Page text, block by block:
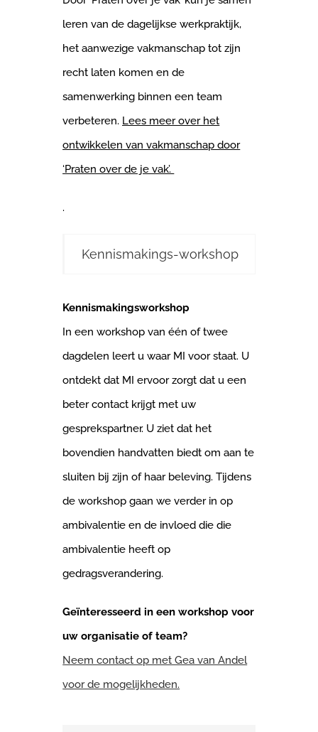
leren van de dagelijkse werkpraktijk,
het aanwezige vakmanschap tot zijn
recht laten komen en de
samenwerking binnen een team
verbeteren. Lees meer over het
ontwikkelen van vakmanschap door
‘Praten over de je vak’.
.
Kennismakings-workshop
Kennismakingsworkshop
In een workshop van één of twee
dagdelen leert u waar MI voor staat. U
ontdekt dat MI ervoor zorgt dat u een
beter contact krijgt met uw
gesprekspartner. U ziet dat het
bovendien handvatten biedt om aan te
sluiten bij zijn of haar beleving. Tijdens
de workshop gaan we verder in op
ambivalentie en de invloed die die
ambivalentie heeft op
gedragsverandering.
Geïnteresseerd in een workshop voor
uw organisatie of team?
Neem contact op met Gea van Andel
voor de mogelijkheden.